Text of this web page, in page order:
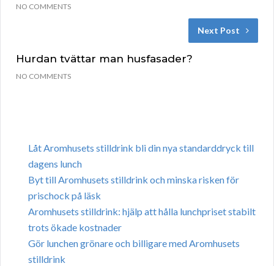
NO COMMENTS
Next Post
Hurdan tvättar man husfasader?
NO COMMENTS
Låt Aromhusets stilldrink bli din nya standarddryck till
dagens lunch
Byt till Aromhusets stilldrink och minska risken för
prischock på läsk
Aromhusets stilldrink: hjälp att hålla lunchpriset stabilt
trots ökade kostnader
Gör lunchen grönare och billigare med Aromhusets
stilldrink